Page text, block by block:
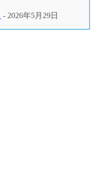
- 2026年5月29日